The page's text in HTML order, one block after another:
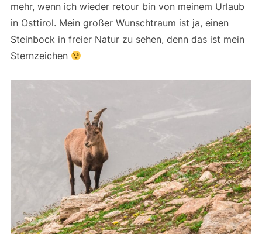
mehr, wenn ich wieder retour bin von meinem Urlaub
in Osttirol. Mein großer Wunschtraum ist ja, einen
Steinbock in freier Natur zu sehen, denn das ist mein
Sternzeichen